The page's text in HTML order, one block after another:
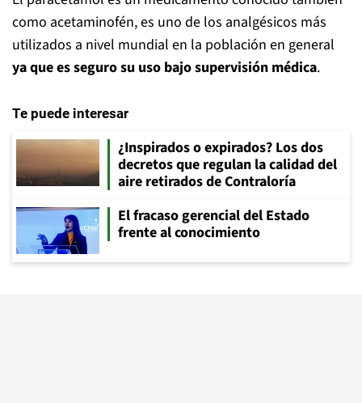
como acetaminofén, es uno de los analgésicos más
utilizados a nivel mundial en la población en general
ya que es seguro su uso bajo supervisión médica.
Te puede interesar
¿Inspirados o expirados? Los dos
decretos que regulan la calidad del
aire retirados de Contraloría
El fracaso gerencial del Estado
frente al conocimiento